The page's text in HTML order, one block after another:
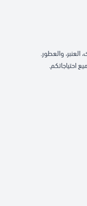
العنبر، والعطور.
احتياجاتكم.